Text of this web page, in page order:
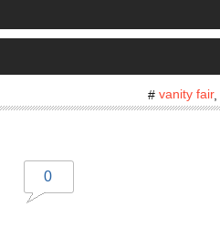
# vanity fair,
0